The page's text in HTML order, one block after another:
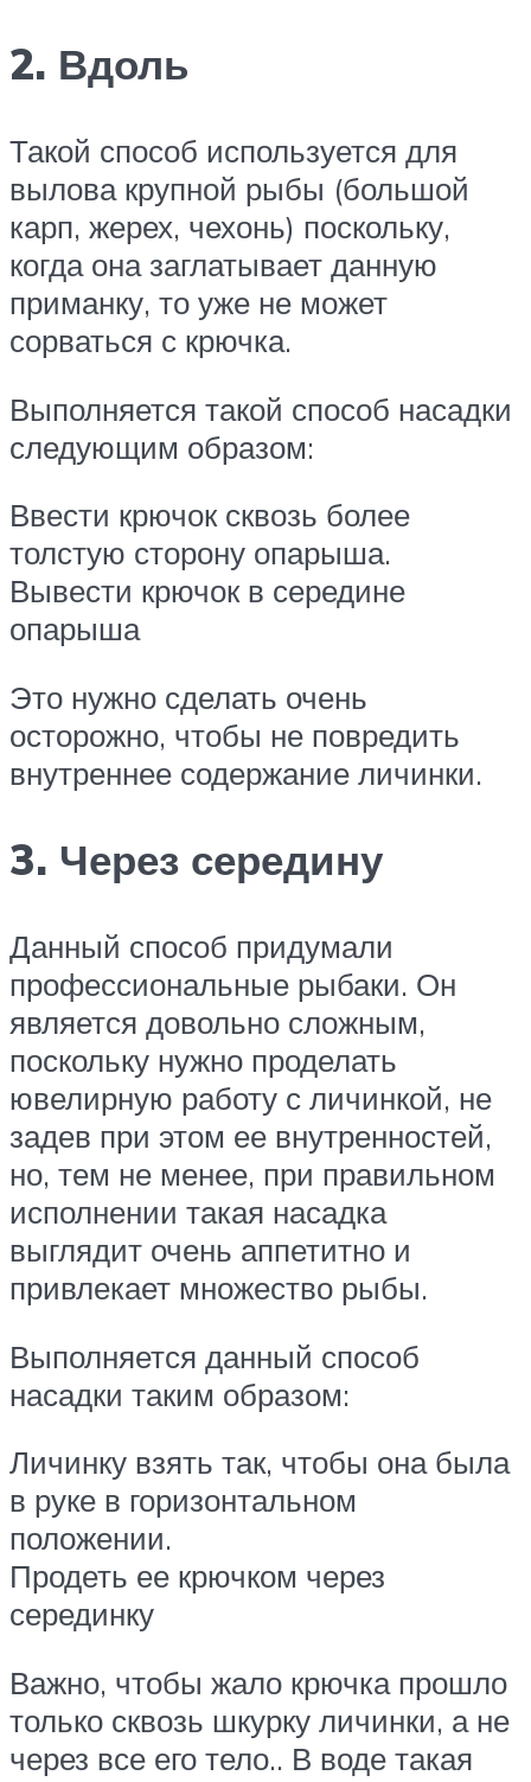
2. Вдоль
Такой способ используется для
вылова крупной рыбы (большой
карп, жерех, чехонь) поскольку,
когда она заглатывает данную
приманку, то уже не может
сорваться с крючка.
Выполняется такой способ насадки
следующим образом:
Ввести крючок сквозь более
толстую сторону опарыша.
Вывести крючок в середине
опарыша
Это нужно сделать очень
осторожно, чтобы не повредить
внутреннее содержание личинки.
3. Через середину
Данный способ придумали
профессиональные рыбаки. Он
является довольно сложным,
поскольку нужно проделать
ювелирную работу с личинкой, не
задев при этом ее внутренностей,
но, тем не менее, при правильном
исполнении такая насадка
выглядит очень аппетитно и
привлекает множество рыбы.
Выполняется данный способ
насадки таким образом:
Личинку взять так, чтобы она была
в руке в горизонтальном
положении.
Продеть ее крючком через
серединку
Важно, чтобы жало крючка прошло
только сквозь шкурку личинки, а не
через все его тело.. В воде такая